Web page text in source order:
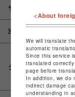
サイズ
注意事項
シェアする
<About
We will translate
automatic
Since this service
translated
page before
In addition, we do
indirect damage
understanding in